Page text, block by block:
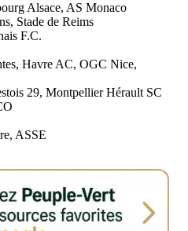
Alsace, AS Monaco
Stade de Reims
F.C.
Havre AC, OGC Nice,
29, Montpellier Hérault SC
ASSE